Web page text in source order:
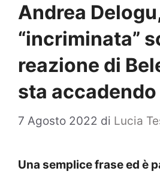
Andrea
“incriminata”
reazione di
sta accadendo
7 Agosto 2022 di Lucia
Una semplice frase ed è